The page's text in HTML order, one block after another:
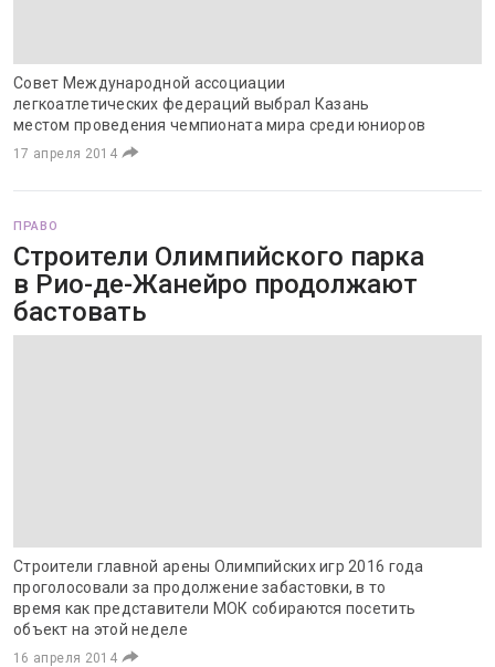
Совет Международной ассоциации
легкоатлетических федераций выбрал Казань
местом проведения чемпионата мира среди юниоров
17 апреля 2014
ПРАВО
Строители Олимпийского парка
в Рио-де-Жанейро продолжают
бастовать
Строители главной арены Олимпийских игр 2016 года
проголосовали за продолжение забастовки, в то
время как представители МОК собираются посетить
объект на этой неделе
16 апреля 2014